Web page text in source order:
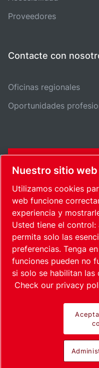
Proveedores
Contacte con
Oficinas regionales
Oportunidades
Mapa del sitio
Nuestro sitio
Utilizamos cookies
web funcione
experiencia y
Usted tiene el
permita solo las
preferencias. Tenga
funciones pueden no
si solo se habilitan las
Check our privacy